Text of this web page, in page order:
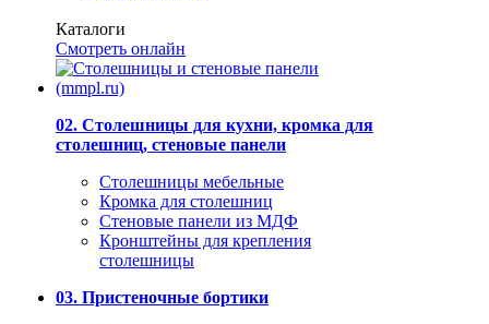
Каталоги
Смотреть онлайн
02. Столешницы для кухни, кромка для
столешниц, стеновые панели
Столешницы мебельные
Кромка для столешниц
Стеновые панели из МДФ
Кронштейны для крепления
столешницы
03. Пристеночные бортики